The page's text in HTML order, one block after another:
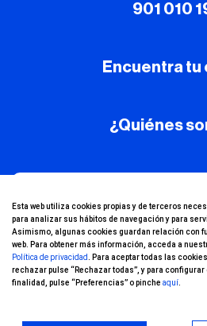
901 010
Encuentra tu
¿Quiénes
Esta web utiliza cookies propias y de terceros
para analizar sus hábitos de navegación y para
Asimismo, algunas cookies guardan relación con
web. Para obtener más información, acceda a
Política de privacidad
. Para aceptar todas las
rechazar pulse “Rechazar todas”, y para
finalidad, pulse “Preferencias” o pinche aquí